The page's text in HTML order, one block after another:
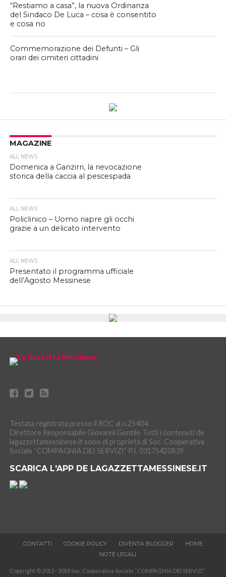
“Restiamo a casa”, la nuova Ordinanza
del Sindaco De Luca – cosa è consentito
e cosa no
Commemorazione dei Defunti – Gli
orari dei cimiteri cittadini
MAGAZINE
ALL NEWS
Domenica a Ganzirri, la rievocazione
storica della caccia al pescespada
ALL NEWS
Policlinico – Uomo riapre gli occhi
grazie a un delicato intervento
ALL NEWS
Presentato il programma ufficiale
dell’Agosto Messinese
Testata registrata presso il ROC al n.25404.
Direttore Responsabile Giovanni Gentile Tutti i contenuti de
lagazzettamessinese.it sono di proprietà di Soc. Cooperativa
Sociale “COMPAGNIA DEI SERVIZI” P.I. 03175420839.
SCARICA L'APP DE LAGAZZETTAMESSINESE.IT
CONTATTI COOKIE POLICY DIVENTA BLOGGER
HOME
NOTE LEGALI
Copyright © 2015 - 2018 Soc. Cooperativa Sociale “COMPAGNIA DEI SERVIZI”